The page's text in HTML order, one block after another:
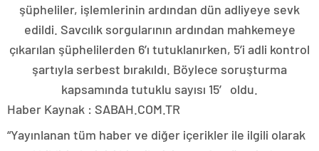
şüpheliler, işlemlerinin ardından dün adliyeye sevk
edildi. Savcılık sorgularının ardından mahkemeye
çıkarılan şüphelilerden 6’ı tutuklanırken, 5’i adli kontrol
şartıyla serbest bırakıldı. Böylece soruşturma
kapsamında tutuklu sayısı 15′ oldu.
Haber Kaynak : SABAH.COM.TR
“Yayınlanan tüm haber ve diğer içerikler ile ilgili olarak